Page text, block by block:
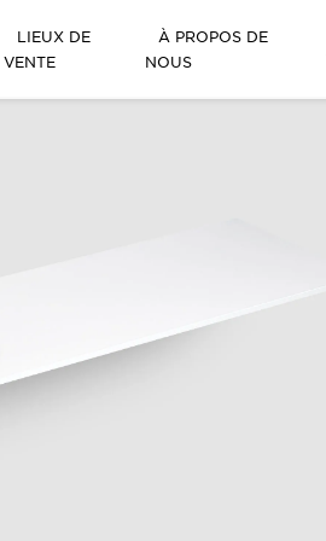
LIEUX DE
VENTE
À PROPOS DE
NOUS